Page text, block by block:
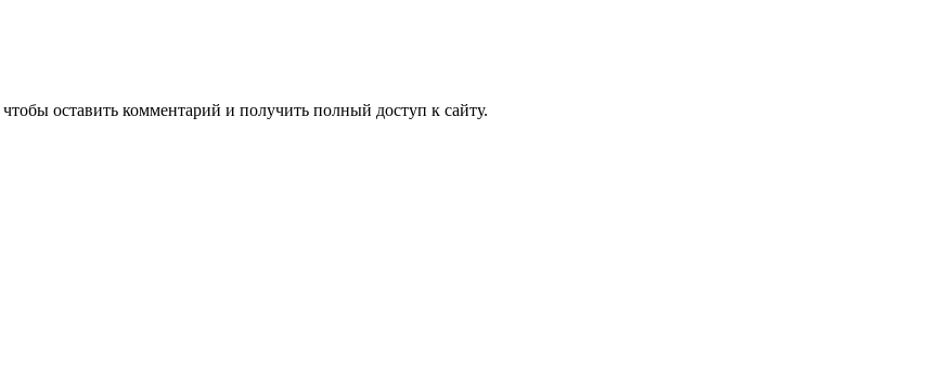
чтобы оставить комментарий и получить полный доступ к сайту.